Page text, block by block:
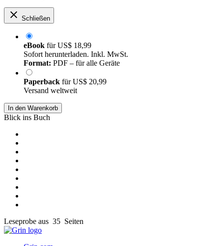
Schließen
eBook fürUS$ 18,99
Sofort herunterladen. Inkl. MwSt.
Format: PDF – für alle Geräte
Paperback fürUS$ 20,99
Versand weltweit
In den Warenkorb
Blick ins Buch
Leseprobe aus 35 Seiten